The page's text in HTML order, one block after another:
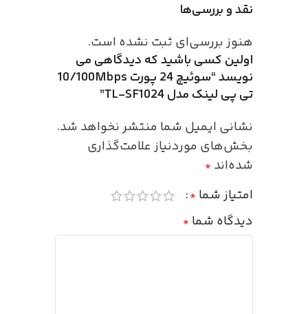
نقد و بررسی‌ها
هنوز بررسی‌ای ثبت نشده است.
اولین کسی باشید که دیدگاهی می
نویسد “سوئیچ 24 پورت 10/100Mbps
تی پی لینک مدل TL-SF1024”
نشانی ایمیل شما منتشر نخواهد شد.
بخش‌های موردنیاز علامت‌گذاری
شده‌اند *
امتیاز شما *
دیدگاه شما *